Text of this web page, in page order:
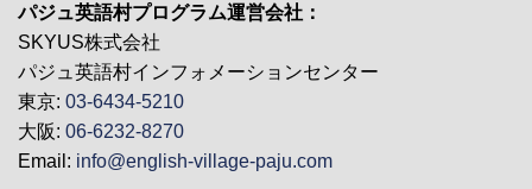
パジュ英語村プログラム運営会社：
SKYUS株式会社
パジュ英語村インフォメーションセンター
東京: 03-6434-5210
大阪: 06-6232-8270
Email: info@english-village-paju.com